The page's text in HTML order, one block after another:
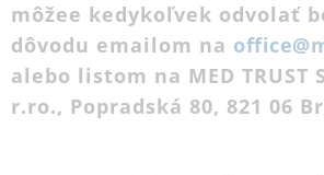
môžee kedykoľvek odvolať
dôvodu emailom na
alebo listom na MED TRUST
r.ro., Popradská 80, 821 06